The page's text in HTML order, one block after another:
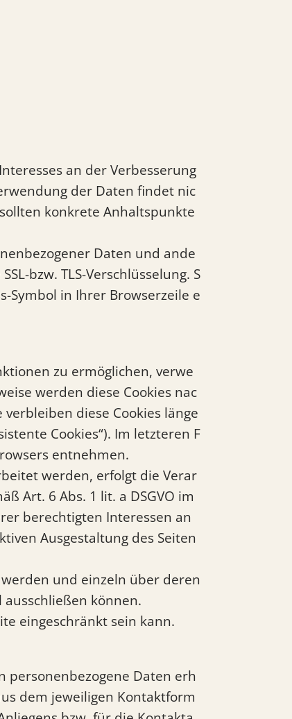
an der Verbesserung
der Daten findet nic
konkrete Anhaltspunkte
Daten und ande
bzw. TLS-Verschlüsselung. S
Symbol in Ihrer Browserzeile e
zu ermöglichen, verwe
werden diese Cookies nac
verbleiben diese Cookies länge
Cookies“). Im letzteren F
entnehmen.
werden, erfolgt die Verar
Art. 6 Abs. 1 lit. a DSGVO im
berechtigten Interessen an
Ausgestaltung des Seiten
und einzeln über deren
können.
eingeschränkt sein kann.
personenbezogene Daten erh
dem jeweiligen Kontaktform